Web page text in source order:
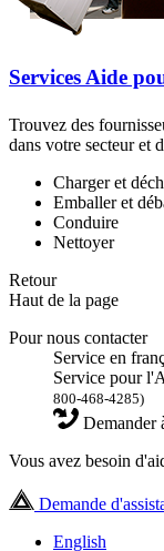
Services Aide
Trouvez des
dans votre secteur et
Charger et
Emballer et
Conduire
Nettoyer
Retour
Haut de la page
Pour nous contacter
Service en
Service pour
800-468-4285)
Demander
Vous avez besoin
Demande
English